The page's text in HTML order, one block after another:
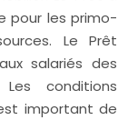
pour les primo-
Le Prêt
salariés des
conditions
important de